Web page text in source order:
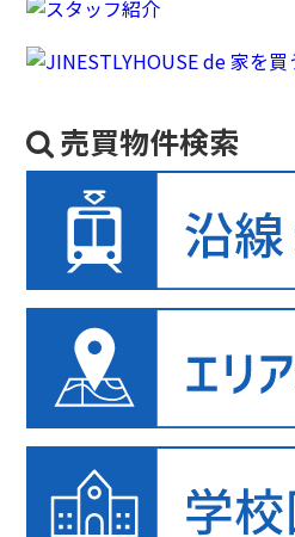
売買物件検索